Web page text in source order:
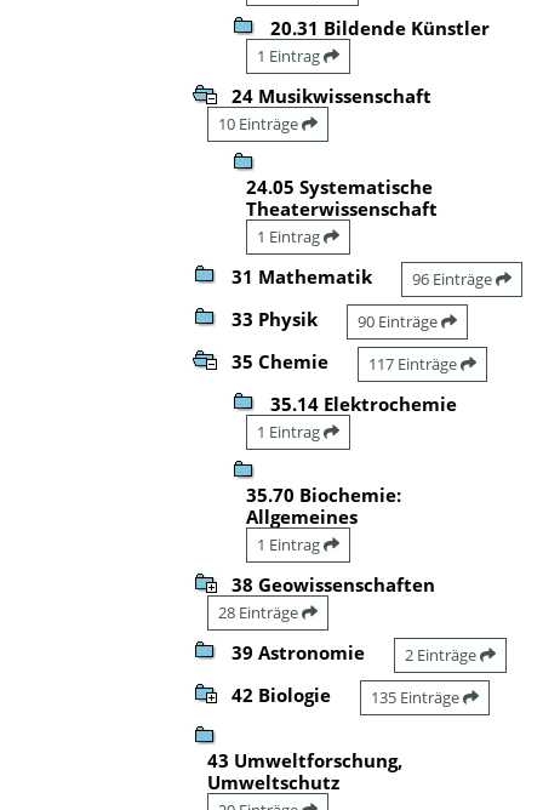
20.31 Bildende Künstler
1 Eintrag
24 Musikwissenschaft
10 Einträge
24.05 Systematische
Theaterwissenschaft
1 Eintrag
31 Mathematik 96 Einträge
33 Physik 90 Einträge
35 Chemie 117 Einträge
35.14 Elektrochemie
1 Eintrag
35.70 Biochemie:
Allgemeines
1 Eintrag
38 Geowissenschaften
28 Einträge
39 Astronomie 2 Einträge
42 Biologie 135 Einträge
43 Umweltforschung,
Umweltschutz